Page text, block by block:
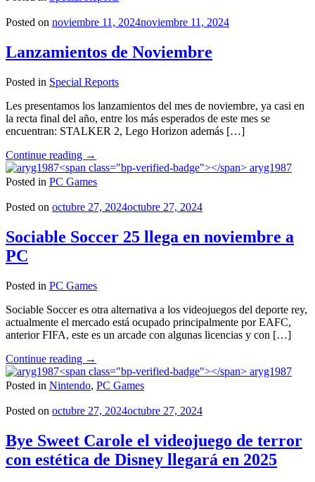
Flight
2024
son
locura"
Posted on noviembre 11, 2024noviembre 11, 2024
Lanzamientos de Noviembre
Posted in Special Reports
Les presentamos los lanzamientos del mes de noviembre, ya casi en
la recta final del año, entre los más esperados de este mes se
encuentran: STALKER 2, Lego Horizon además […]
Continue reading "Lanzamientos
de
Noviembre"
→
aryg1987
Posted in PC Games
Posted on octubre 27, 2024octubre 27, 2024
Sociable Soccer 25 llega en noviembre a
PC
Posted in PC Games
Sociable Soccer es otra alternativa a los videojuegos del deporte rey,
actualmente el mercado está ocupado principalmente por EAFC,
anterior FIFA, este es un arcade con algunas licencias y con […]
Continue reading "Sociable
Soccer
25
en
a
PC"
→
aryg1987
Posted in Nintendo, PC Games
Posted on octubre 27, 2024octubre 27, 2024
Bye Sweet Carole el videojuego de terror
con estética de Disney llegará en 2025